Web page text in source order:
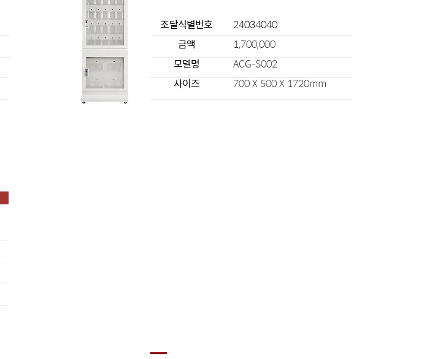
조달식별번호
금액
모델명
사이즈
24034040
1,700,000
ACG-S002
700 X 500 X 1720mm